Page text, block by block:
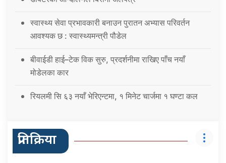
स्वास्थ्य सेवा प्रभावकारी बनाउन पुरातन अभ्यास परिवर्तन
आवश्यक छ : स्वास्थ्यमन्त्री पौडेल
बीवाईडी हाई–टेक विक सुरु, प्रदर्शनीमा राखिए पाँच नयाँ
मोडेलका कार
रियलमी सि ६३ नयाँ भेरिएन्टमा, १ मिनेट चार्जमा १ घण्टा कल
प्रतिक्रिया